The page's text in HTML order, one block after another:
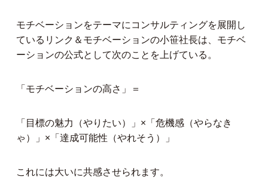
モチベーションをテーマにコンサルティングを展開し
ているリンク＆モチベーションの小笹社長は、モチベ
ーションの公式として次のことを上げている。
「モチベーションの高さ」＝
「目標の魅力（やりたい）」×「危機感（やらなき
ゃ）」×「達成可能性（やれそう）」
これには大いに共感させられます。